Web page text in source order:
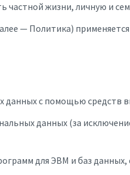
частной жизни, личную и
— Политика)
данных с помощью средств
данных (за
для ЭВМ и баз